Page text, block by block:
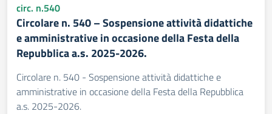
circ. n.540
Circolare n. 540 – Sospensione attività didattiche
e amministrative in occasione della Festa della
Repubblica a.s. 2025-2026.
Circolare n. 540 - Sospensione attività didattiche e
amministrative in occasione della Festa della Repubblica
a.s. 2025-2026.